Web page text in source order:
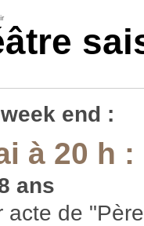
end :
à 20 h :
ans
acte de